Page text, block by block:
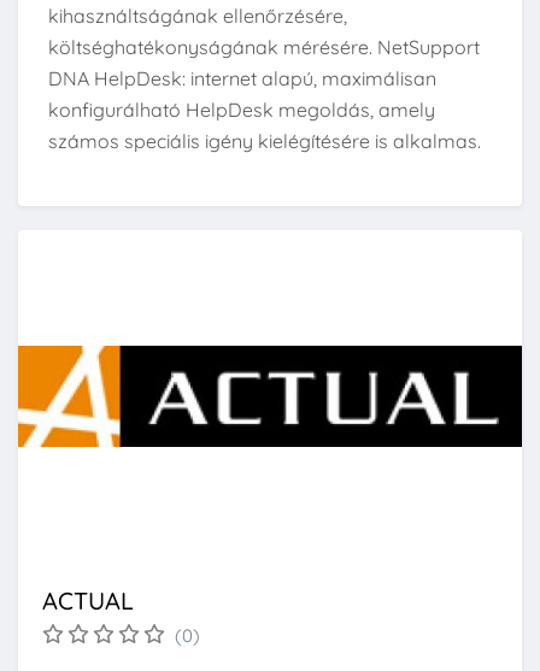
kihasználtságának ellenőrzésére,
költséghatékonyságának mérésére. NetSupport
DNA HelpDesk: internet alapú, maximálisan
konfigurálható HelpDesk megoldás, amely
számos speciális igény kielégítésére is alkalmas.
ACTUAL
(0)